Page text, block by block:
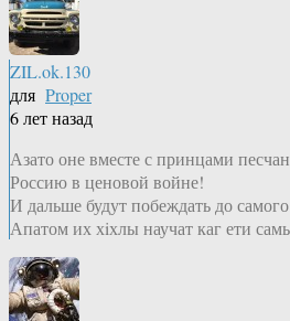
ZIL.ok.130
для Proper
6 лет назад
Азато оне вместе с принцами
Россию в ценовой войне!
И дальше будут побеждать до
Апатом их хiхлы научат каг ети